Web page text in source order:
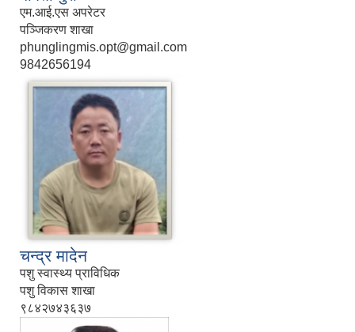
एम.आई.एस अपरेटर
पञ्जिकरण शाखा
phunglingmis.opt@gmail.com
9842656194
चन्द्र मादेन
पशु स्वास्थ्य प्राविधिक
पशु विकास शाखा
९८४२७४३६३७